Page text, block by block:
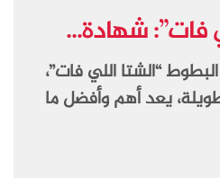
فات”: شهادة...
“الشتا اللي فات”،
يعد أهم وأفضل ما